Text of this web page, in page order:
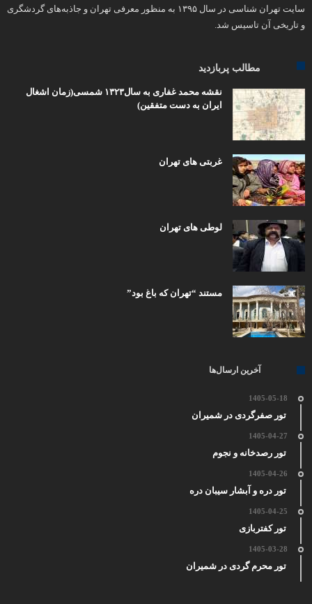
سایت تهران شناسی در سال ۱۳۹۵ به منظور معرفی تهران و جاذبه‌های گردشگری
و تاریخی آن تاسیس شد.
مطالب پربازدید
نقشه محمد غفاری به سال۱۳۲۳ شمسی(زمان اشغال
ایران به دست متفقین)
غربتی های تهران
لوطی های تهران
مستند “تهران که باغ بود”
آخرین ارسال‌ها
1405-05-18
تور صفرگردی در شمیران
1405-04-27
تور رصدخانه و نجوم
1405-04-26
تور دره و آبشار سیبان دره
1405-04-25
تور کفتربازی
1405-03-28
تور محرم گردی در شمیران